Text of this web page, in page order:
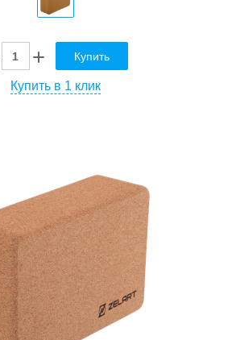
Купить
Купить в 1 клик